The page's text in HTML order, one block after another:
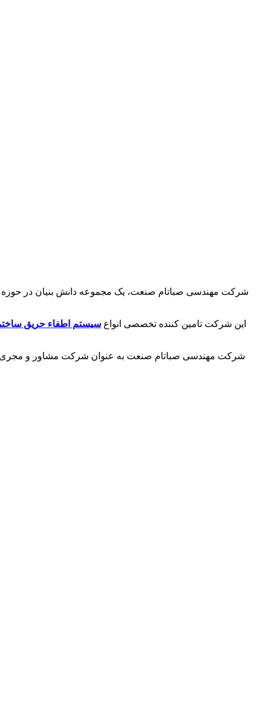
شرکت مهندسی صباتام صنعت، یک مجموعه دانش بنیان در حوزه
این شرکت تامین کننده تخصصی انواع سیستم اطفاء حریق
شرکت مهندسی صباتام صنعت به عنوان شرکت مشاور و مجری